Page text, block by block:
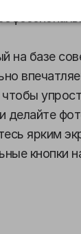
на базе
чтобы
делайте
ярким
кнопки